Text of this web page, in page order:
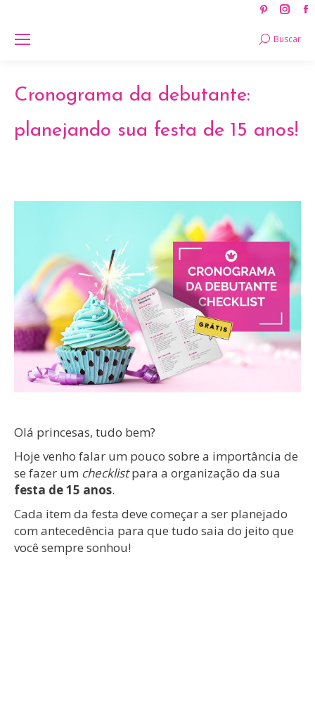
opens
Search:
Buscar
Cronograma da debutante:
planejando sua festa de 15 anos!
Olá princesas, tudo bem?
Hoje venho falar um pouco sobre a importância de
se fazer um checklistpara a organização da sua
festa de 15 anos.
Cada item da festa deve começar a ser planejado
com antecedência para que tudo saia do jeito que
você sempre sonhou!